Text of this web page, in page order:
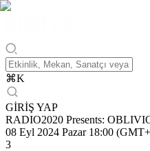
⌘K
GİRİŞ YAP
RADIO2020 Presents:
08 Eyl 2024 Pazar 18:00
3